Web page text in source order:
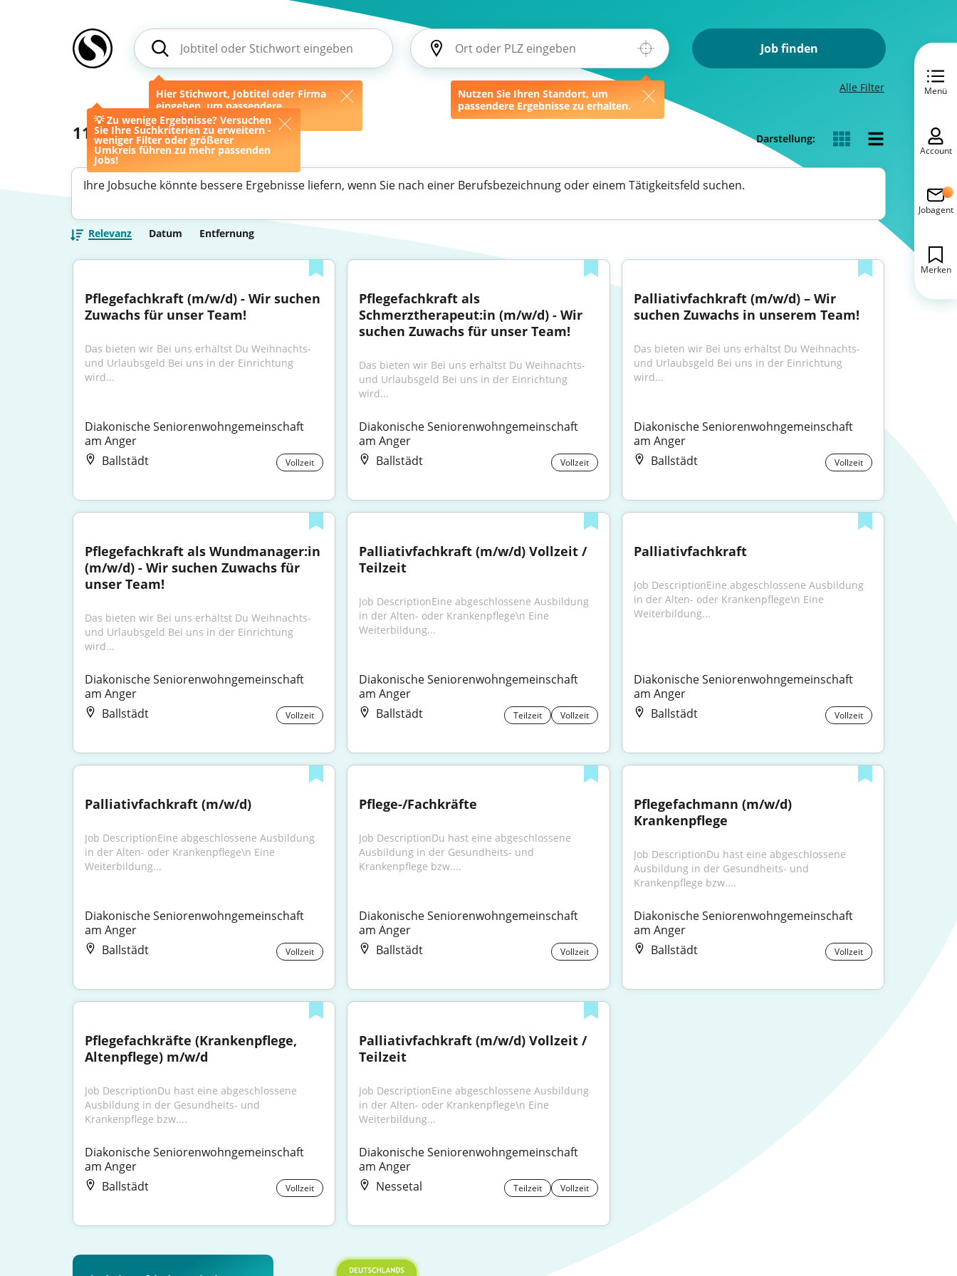
Hier Stichwort, Jobtitel oder Firma
eingeben, um passendere
Ergebnisse zu erhalten.
Nutzen Sie Ihren Standort, um
passendere Ergebnisse zu erhalten.
Job finden
💡 Zu wenige Ergebnisse? Versuchen
Sie Ihre Suchkriterien zu erweitern -
weniger Filter oder größerer
Umkreis führen zu mehr passenden
Jobs!
Alle Filter
11 Jobs Darstellung:
Ihre Jobsuche könnte bessere Ergebnisse liefern, wenn Sie nach einer Berufsbezeichnung oder einem Tätigkeitsfeld suchen.
Relevanz Datum Entfernung
Pflegefachkraft (m/w/d) - Wir suchen
Zuwachs für unser Team!
Das bieten wir Bei uns erhältst Du Weihnachts-
und Urlaubsgeld Bei uns in der Einrichtung
wird...
Diakonische Seniorenwohngemeinschaft
am Anger
Ballstädt
Vollzeit
Pflegefachkraft als
Schmerztherapeut:in (m/w/d) - Wir
suchen Zuwachs für unser Team!
Das bieten wir Bei uns erhältst Du Weihnachts-
und Urlaubsgeld Bei uns in der Einrichtung
wird...
Diakonische Seniorenwohngemeinschaft
am Anger
Ballstädt
Vollzeit
Palliativfachkraft (m/w/d) – Wir
suchen Zuwachs in unserem Team!
Das bieten wir Bei uns erhältst Du Weihnachts-
und Urlaubsgeld Bei uns in der Einrichtung
wird...
Diakonische Seniorenwohngemeinschaft
am Anger
Ballstädt
Vollzeit
Pflegefachkraft als Wundmanager:in
(m/w/d) - Wir suchen Zuwachs für
unser Team!
Das bieten wir Bei uns erhältst Du Weihnachts-
und Urlaubsgeld Bei uns in der Einrichtung
wird...
Diakonische Seniorenwohngemeinschaft
am Anger
Ballstädt
Vollzeit
Palliativfachkraft (m/w/d) Vollzeit /
Teilzeit
Job DescriptionEine abgeschlossene Ausbildung
in der Alten- oder Krankenpflege\n Eine
Weiterbildung...
Diakonische Seniorenwohngemeinschaft
am Anger
Ballstädt
Teilzeit Vollzeit
Palliativfachkraft
Job DescriptionEine abgeschlossene Ausbildung
in der Alten- oder Krankenpflege\n Eine
Weiterbildung...
Diakonische Seniorenwohngemeinschaft
am Anger
Ballstädt
Vollzeit
Palliativfachkraft (m/w/d)
Job DescriptionEine abgeschlossene Ausbildung
in der Alten- oder Krankenpflege\n Eine
Weiterbildung...
Diakonische Seniorenwohngemeinschaft
am Anger
Ballstädt
Vollzeit
Pflege-/Fachkräfte
Job DescriptionDu hast eine abgeschlossene
Ausbildung in der Gesundheits- und
Krankenpflege bzw....
Diakonische Seniorenwohngemeinschaft
am Anger
Ballstädt
Vollzeit
Pflegefachmann (m/w/d)
Krankenpflege
Job DescriptionDu hast eine abgeschlossene
Ausbildung in der Gesundheits- und
Krankenpflege bzw....
Diakonische Seniorenwohngemeinschaft
am Anger
Ballstädt
Vollzeit
Pflegefachkräfte (Krankenpflege,
Altenpflege) m/w/d
Job DescriptionDu hast eine abgeschlossene
Ausbildung in der Gesundheits- und
Krankenpflege bzw....
Diakonische Seniorenwohngemeinschaft
am Anger
Ballstädt
Vollzeit
Palliativfachkraft (m/w/d) Vollzeit /
Teilzeit
Job DescriptionEine abgeschlossene Ausbildung
in der Alten- oder Krankenpflege\n Eine
Weiterbildung...
Diakonische Seniorenwohngemeinschaft
am Anger
Nessetal
Teilzeit Vollzeit
Menü
Account
Jobagent
Merken